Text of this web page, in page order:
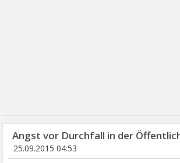
Angst vor Durchfall in der
25.09.2015 04:53